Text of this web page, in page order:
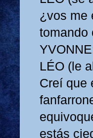
¿vos me
tomando
LÉO (le
Creí que
estás